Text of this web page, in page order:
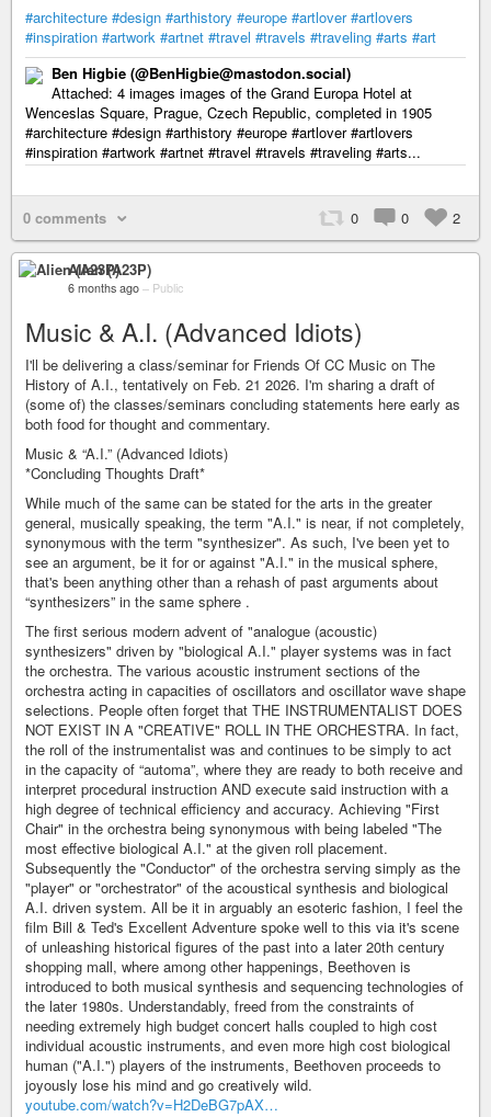
#architecture #design #arthistory #europe #artlover #artlovers
#inspiration #artwork #artnet #travel #travels #traveling #arts #art
Ben Higbie (@BenHigbie@mastodon.social)
Attached: 4 images images of the Grand Europa Hotel at
Wenceslas Square, Prague, Czech Republic, completed in 1905
#architecture #design #arthistory #europe #artlover #artlovers
#inspiration #artwork #artnet #travel #travels #traveling #arts...
0 comments 0 0 2
Alien (A23P)
6 months ago – Public
Music & A.I. (Advanced Idiots)
I'll be delivering a class/seminar for Friends Of CC Music on The
History of A.I., tentatively on Feb. 21 2026. I'm sharing a draft of
(some of) the classes/seminars concluding statements here early as
both food for thought and commentary.
Music & “A.I.” (Advanced Idiots)
*Concluding Thoughts Draft*
While much of the same can be stated for the arts in the greater
general, musically speaking, the term "A.I." is near, if not completely,
synonymous with the term "synthesizer". As such, I've been yet to
see an argument, be it for or against "A.I." in the musical sphere,
that's been anything other than a rehash of past arguments about
“synthesizers” in the same sphere .
The first serious modern advent of "analogue (acoustic)
synthesizers" driven by "biological A.I." player systems was in fact
the orchestra. The various acoustic instrument sections of the
orchestra acting in capacities of oscillators and oscillator wave shape
selections. People often forget that THE INSTRUMENTALIST DOES
NOT EXIST IN A "CREATIVE" ROLL IN THE ORCHESTRA. In fact,
the roll of the instrumentalist was and continues to be simply to act
in the capacity of “automa”, where they are ready to both receive and
interpret procedural instruction AND execute said instruction with a
high degree of technical efficiency and accuracy. Achieving "First
Chair" in the orchestra being synonymous with being labeled "The
most effective biological A.I." at the given roll placement.
Subsequently the "Conductor" of the orchestra serving simply as the
"player" or "orchestrator" of the acoustical synthesis and biological
A.I. driven system. All be it in arguably an esoteric fashion, I feel the
film Bill & Ted's Excellent Adventure spoke well to this via it's scene
of unleashing historical figures of the past into a later 20th century
shopping mall, where among other happenings, Beethoven is
introduced to both musical synthesis and sequencing technologies of
the later 1980s. Understandably, freed from the constraints of
needing extremely high budget concert halls coupled to high cost
individual acoustic instruments, and even more high cost biological
human ("A.I.") players of the instruments, Beethoven proceeds to
joyously lose his mind and go creatively wild.
youtube.com/watch?v=H2DeBG7pAX…